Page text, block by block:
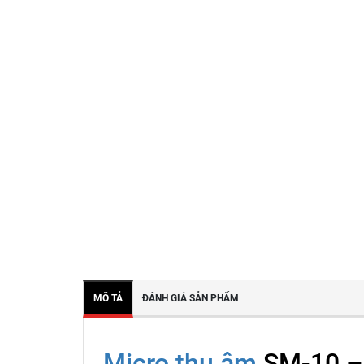
MÔ TẢ ĐÁNH GIÁ SẢN PHẨM